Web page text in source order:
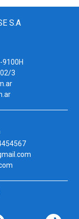
S.A
9100H
3